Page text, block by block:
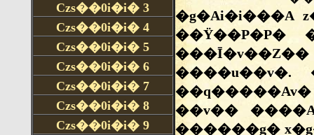
Czs��0i�i� 3
Czs��0i�i� 4
Czs��0i�i� 5
Czs��0i�i� 6
Czs��0i�i� 7
Czs��0i�i� 8
Czs��0i�i� 9